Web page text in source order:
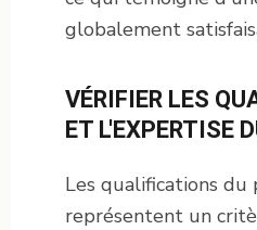
globalement
VÉRIFIER LES
ET L'EXPERTISE
Les qualifications du
représentent un